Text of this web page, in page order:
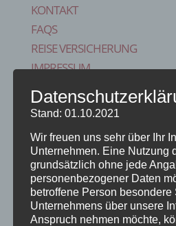
KONTAKT
FAQS
REISE VERSICHERUNG
IMPRESSUM
Seite wählen
Start
Ferienwohnung 1
Ferienwohnung 2
Ferienwohnung 3
Ferienwohnung 4
Ferienwohnung 5
Stand: 01.10.2021
Wir freuen uns sehr über Ihr
Unternehmen. Eine Nutzung
grundsätzlich ohne jede
personenbezogener Daten
betroffene Person
Unternehmens über unsere
Anspruch nehmen möchte,